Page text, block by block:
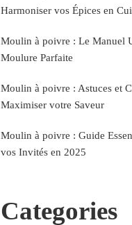
Harmoniser vos Épices en
Moulin à poivre : Le Manuel
Moulure Parfaite
Moulin à poivre : Astuces et
Maximiser votre Saveur
Moulin à poivre : Guide
vos Invités en 2025
Categories